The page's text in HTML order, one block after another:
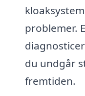
problemer.
du undgår
fremtiden.